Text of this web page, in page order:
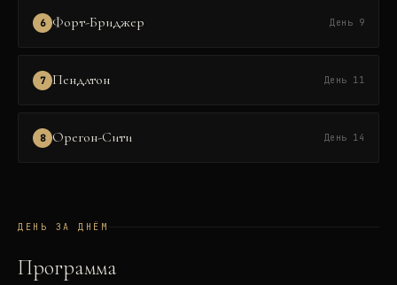
6 Форт-Бриджер День 9
7 Пендлтон День 11
8 Орегон-Сити День 14
ДЕНЬ ЗА ДНЁМ
Программа